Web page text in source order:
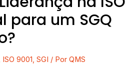
para um SGQ
ISO 9001,SGI / PorQMS